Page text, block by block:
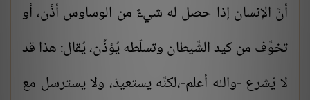
أنَّ الإنسان إذا حصل له شيءٌ من الوساوس أذَّن، أو
تخوَّف من كيد الشَّيطان وتسلّطه يُؤذِّن، يُقال: هذا قد
لا يُشرع -والله أعلم-،لكنَّه يستعيذ، ولا يسترسل مع